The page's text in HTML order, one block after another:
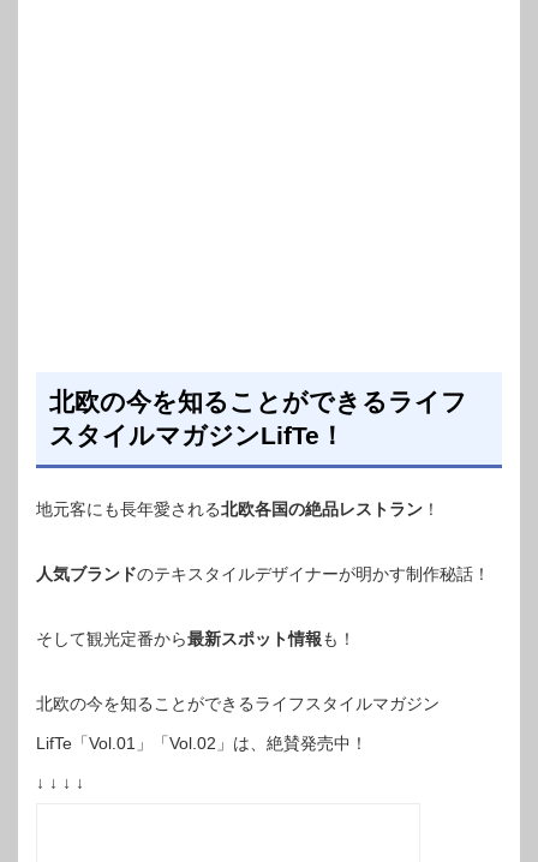
北欧の今を知ることができるライフ
スタイルマガジンLifTe！
地元客にも長年愛される北欧各国の絶品レストラン ！
人気ブランドのテキスタイルデザイナーが明かす制作秘話！
そして観光定番から最新スポット情報も！
北欧の今を知ることができるライフスタイルマガジン
LifTe「Vol.01」「Vol.02」は、絶賛発売中！
↓ ↓ ↓ ↓